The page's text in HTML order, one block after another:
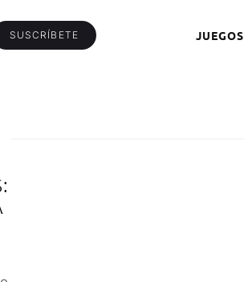
SUSCRÍBETE JUEGOS